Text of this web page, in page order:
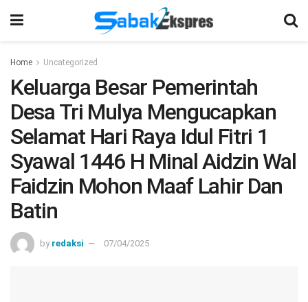
Home Uncategorized
Keluarga Besar Pemerintah
Desa Tri Mulya Mengucapkan
Selamat Hari Raya Idul Fitri 1
Syawal 1446 H Minal Aidzin Wal
Faidzin Mohon Maaf Lahir Dan
Batin
by redaksi 07/04/2025